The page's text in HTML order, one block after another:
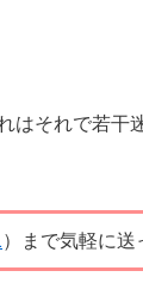
それで若干
）まで気軽に送